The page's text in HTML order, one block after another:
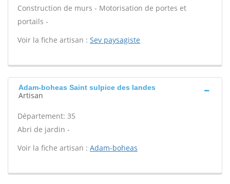
Construction de murs - Motorisation de portes et
portails -
Voir la fiche artisan : Sev paysagiste
Adam-boheas Saint sulpice des landes
Artisan
Département: 35
Abri de jardin -
Voir la fiche artisan : Adam-boheas